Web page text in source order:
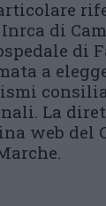
di
di
a
La
web del